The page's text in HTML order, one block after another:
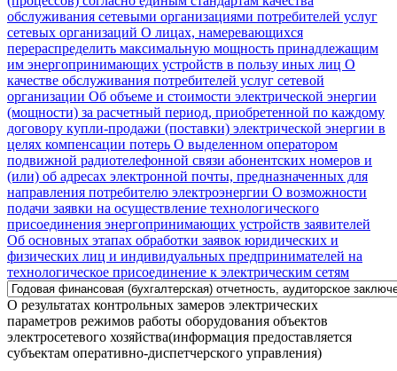
обслуживания сетевыми организациями потребителей услуг
сетевых организаций О лицах, намеревающихся
перераспределить максимальную мощность принадлежащим
им энергопринимающих устройств в пользу иных лиц О
качестве обслуживания потребителей услуг сетевой
организации Об объеме и стоимости электрической энергии
(мощности) за расчетный период, приобретенной по каждому
договору купли-продажи (поставки) электрической энергии в
целях компенсации потерь О выделенном оператором
подвижной радиотелефонной связи абонентских номеров и
(или) об адресах электронной почты, предназначенных для
направления потребителю электроэнергии О возможности
подачи заявки на осуществление технологического
присоединения энергопринимающих устройств заявителей
Об основных этапах обработки заявок юридических и
физических лиц и индивидуальных предпринимателей на
технологическое присоединение к электрическим сетям
О результатах контрольных замеров электрических
параметров режимов работы оборудования объектов
электросетевого хозяйства(информация предоставляется
субъектам оперативно-диспетчерского управления)